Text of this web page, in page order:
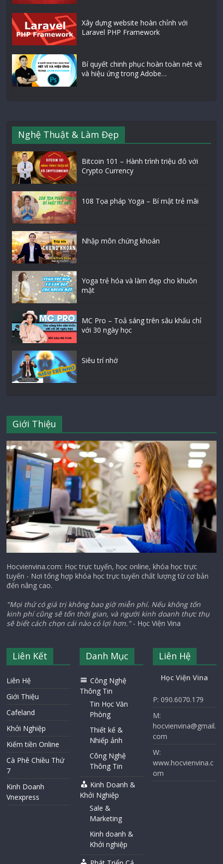
Xây dựng website hoàn chỉnh với
Laravel PHP Framework
Bí quyết chinh phục hoàn toàn nét vẽ
và hiệu ứng trong Adobe…
Nghệ Thuật & Làm Đẹp
Bitcoin 101 – Hành trình triệu đô với
Crypto Currency
108 Tọa pháp Yoga – Bí mật trẻ mãi
Nhập môn chứng khoán
Yoga trẻ hóa và làm đẹp cho khuôn
mặt
MC Pro – Toả sáng trên sâu khấu chỉ
với 30 ngày học
Siêu trí nhớ
Giới Thiệu
Hocvienvina.com: Học trực tuyến, học online, khóa học trực
tuyến - Nơi tổng hợp khóa học trực tuyến chất lượng từ cơ bản
đến nâng cao.
"Mọi thứ có giá trị không bao giờ miễn phí. Nếu không tốn
kinh phí cũng sẽ tốn thời gian, và người kinh doanh thực thụ
sẽ biết cách chọn cái nào có lợi hơn."- Học Viện Vina
Liên Kết
Liên Hệ
Giới Thiệu
Cafeland
Khởi Nghiệp
Kiếm tiền Online
Cà Phê Chiều Thứ
7
Kinh Doanh
Vnexpress
Danh Mục
Công Nghệ
Thông Tin
Tin Học Văn
Phòng
Thiết kế &
Nhiếp ảnh
Công Nghệ
Thông Tin
Kinh Doanh &
Khởi Nghiệp
Sale &
Marketing
Kinh doanh &
Khởi nghiệp
Liên Hệ
Học Viện Vina
P: 090.6070.179
M:
hocvienvina@gmail.
com
W:
www.hocvienvina.c
om